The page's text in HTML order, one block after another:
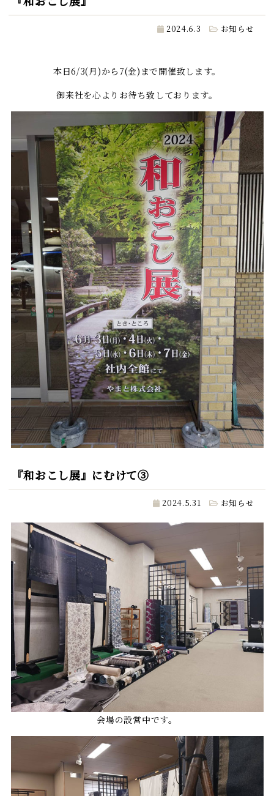
2024.6.3 お知らせ
本日6/3(月)から7(金)まで開催致します。
御来社を心よりお待ち致しております。
『和おこし展』にむけて③
2024.5.31 お知らせ
会場の設営中です。